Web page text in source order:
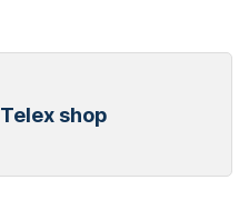
Telex shop